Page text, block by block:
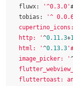
fluwx: '^0.3.0'
tobias :
'^
  http: '
^0.11.3+
  html: '
^0.13.3
  image_picker: '
fluttertoast: